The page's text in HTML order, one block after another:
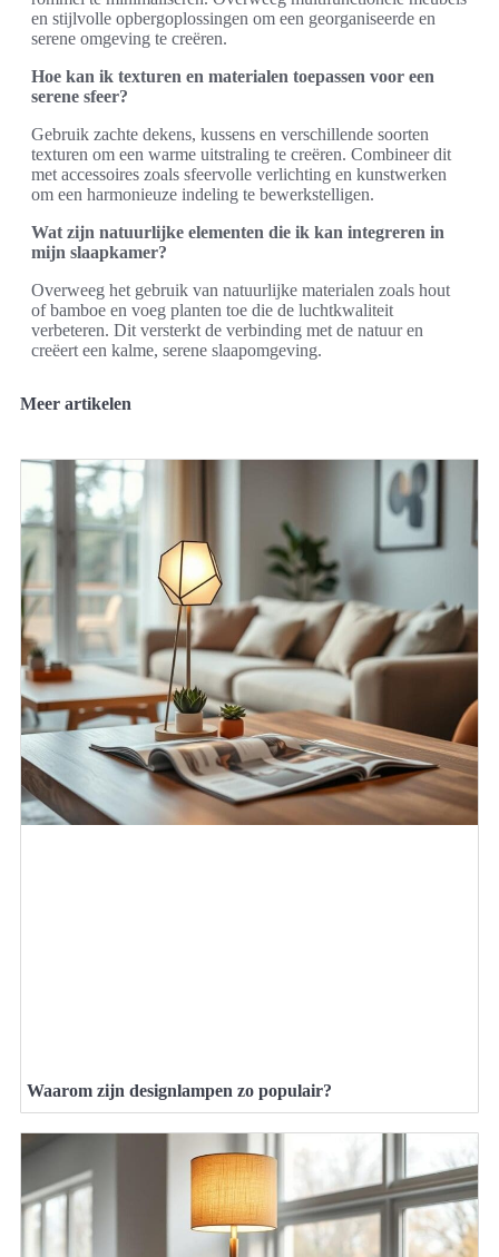
en stijlvolle opbergoplossingen om een georganiseerde en
serene omgeving te creëren.
Hoe kan ik texturen en materialen toepassen voor een
serene sfeer?
Gebruik zachte dekens, kussens en verschillende soorten
texturen om een warme uitstraling te creëren. Combineer dit
met accessoires zoals sfeervolle verlichting en kunstwerken
om een harmonieuze indeling te bewerkstelligen.
Wat zijn natuurlijke elementen die ik kan integreren in
mijn slaapkamer?
Overweeg het gebruik van natuurlijke materialen zoals hout
of bamboe en voeg planten toe die de luchtkwaliteit
verbeteren. Dit versterkt de verbinding met de natuur en
creëert een kalme, serene slaapomgeving.
Meer artikelen
Waarom zijn designlampen zo populair?